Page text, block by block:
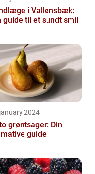
i Vallensbæk:
guide til et sundt smil
2024
grøntsager: Din
guide